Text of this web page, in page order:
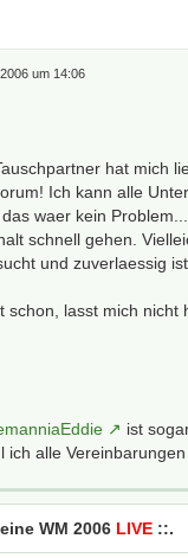
um 14:06
hat mich
Ich kann alle
waer kein
schnell gehen.
und zuverlaessig
schon, lasst mich nicht
ist
ich alle
WM 2006 LIVE ::.